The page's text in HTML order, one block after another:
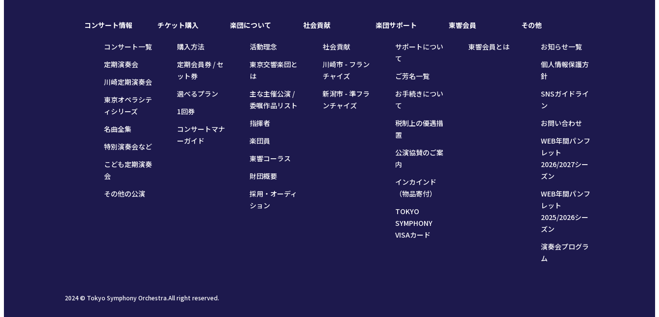
コンサート情報
コンサート一覧
定期演奏会
川崎定期演奏会
東京オペラシテ
ィシリーズ
名曲全集
特別演奏会など
こども定期演奏
会
その他の公演
チケット購入
購入方法
定期会員券 / セ
ット券
選べるプラン
1回券
コンサートマナ
ーガイド
楽団について
活動理念
東京交響楽団と
は
主な主催公演 /
委嘱作品リスト
指揮者
楽団員
東響コーラス
財団概要
採用・オーディ
ション
社会貢献
社会貢献
川崎市 - フラン
チャイズ
新潟市 - 準フラ
ンチャイズ
楽団サポート
サポートについ
て
ご芳名一覧
お手続きについ
て
税制上の優遇措
置
公演協賛のご案
内
インカインド
（物品寄付）
TOKYO
SYMPHONY
VISAカード
東響会員
東響会員とは
その他
お知らせ一覧
個人情報保護方
針
SNSガイドライ
ン
お問い合わせ
WEB年間パンフ
レット
2026/2027シー
ズン
WEB年間パンフ
レット
2025/2026シー
ズン
演奏会プログラ
ム
2024 © Tokyo Symphony Orchestra.All right reserved.